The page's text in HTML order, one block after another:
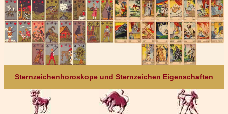
Sternzeichenhoroskope und Sternzeichen Eigenschaften